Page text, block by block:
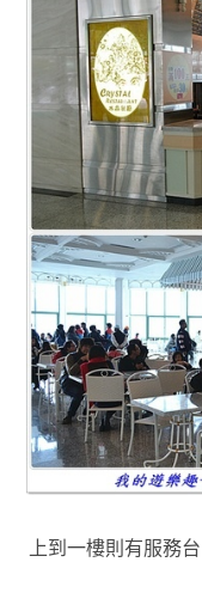
上到一樓則有服務台